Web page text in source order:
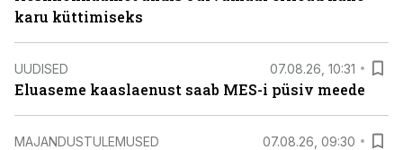
karu küttimiseks
UUDISED 07.08.26, 10:31
Eluaseme kaaslaenust saab MES-i püsiv meede
MAJANDUSTULEMUSED 07.08.26, 09:30